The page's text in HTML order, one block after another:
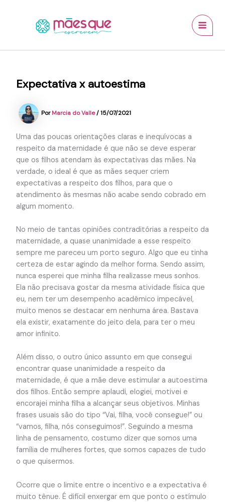
Expectativa x autoestima
PorMarcia do Valle/15/07/2021
Uma das poucas orientações claras e inequívocas a
respeito da maternidade é que não se deve esperar
que os filhos atendam às expectativas das mães. Na
verdade, o ideal é que as mães sequer criem
expectativas a respeito dos filhos, para que o
atendimento às mesmas não acabe sendo cobrado em
algum momento.
No meio de tantas opiniões contraditórias a respeito da
maternidade, a quase unanimidade a esse respeito
sempre me pareceu um porto seguro. Algo que eu tinha
certeza de estar agindo da melhor forma. Sendo assim,
nunca esperei que minha filha realizasse meus sonhos.
Ela não precisava gostar da mesma atividade física que
eu, nem ter um desempenho acadêmico impecável,
muito menos se destacar em nenhuma área. Bastava
ela existir, exatamente do jeito dela, para ter o meu
amor infinito.
Além disso, o outro único assunto em que consegui
encontrar quase unanimidade a respeito da
maternidade, é que a mãe deve estimular a autoestima
dos filhos. Então sempre aplaudi, elogiei, motivei e
encorajei minha filha a alcançar seus objetivos. Minhas
frases usuais são do tipo “Vai, filha, você consegue!” ou
“vamos, filha, nós conseguimos!”. Seguindo a mesma
linha de pensamento, costumo dizer que somos uma
família de mulheres fortes, que somos capazes de tudo
o que quisermos.
Ocorre que o limite entre o incentivo e a expectativa é
muito tênue. É difícil enxergar em que ponto o estímulo